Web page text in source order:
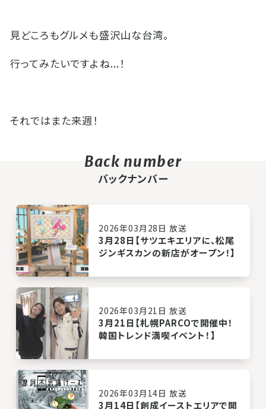
見どころもグルメも盛沢山な台湾。
行ってみたいですよね...！
それではまた来週！
バックナンバー
2026年03月28日 放送
3月28日【サツエキエリアに、松尾
ジンギスカンの新店がオープン！】
2026年03月21日 放送
3月21日【札幌PARCOで開催中！
韓国トレンド満喫イベント！】
2026年03月14日 放送
3月14日【創成イーストエリアで開